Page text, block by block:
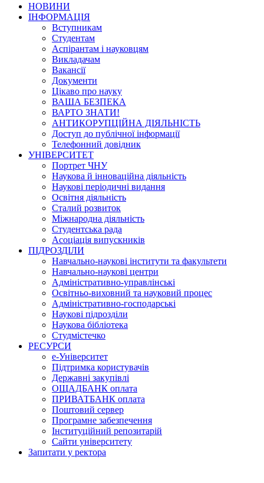
НОВИНИ
ІНФОРМАЦІЯ
Вступникам
Студентам
Аспірантам і науковцям
Викладачам
Вакансії
Документи
Цікаво про науку
ВАША БЕЗПЕКА
ВАРТО ЗНАТИ!
АНТИКОРУПЦІЙНА ДІЯЛЬНІСТЬ
Доступ до публічної інформації
Телефонний довідник
УНІВЕРСИТЕТ
Портрет ЧНУ
Наукова й інноваційна діяльність
Наукові періодичні видання
Освітня діяльність
Сталий розвиток
Міжнародна діяльність
Студентська рада
Асоціація випускників
ПІДРОЗДІЛИ
Навчально-наукові інститути та факультети
Навчально-наукові центри
Адміністративно-управлінські
Освітньо-виховний та науковий процес
Адміністративно-господарські
Наукові підрозділи
Наукова бібліотека
Студмістечко
РЕСУРСИ
е-Університет
Підтримка користувачів
Державні закупівлі
ОЩАДБАНК оплата
ПРИВАТБАНК оплата
Поштовий сервер
Програмне забезпечення
Інституційний репозитарій
Сайти університету
Запитати у ректора